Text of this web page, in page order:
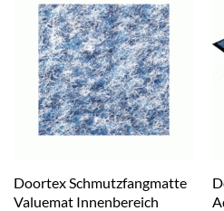
Doortex Schmutzfangmatte
Valuemat Innenbereich